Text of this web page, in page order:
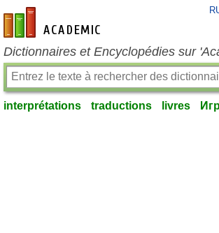
fr-academic.com
Dictionnaires et Encyclopédies sur
interprétations traductions livres